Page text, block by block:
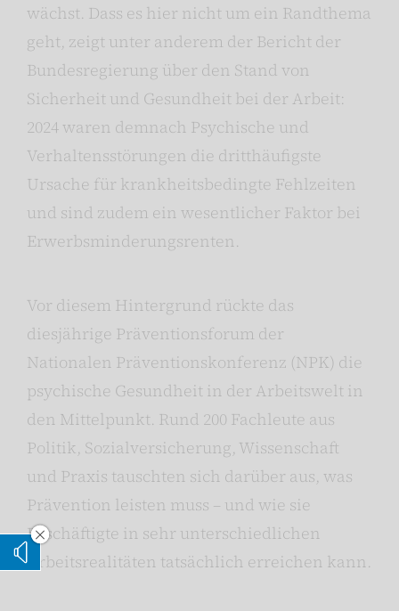
wächst. Dass es hier nicht um ein Randthema
geht, zeigt unter anderem der Bericht der
Bundesregierung über den Stand von
Sicherheit und Gesundheit bei der Arbeit:
2024 waren demnach Psychische und
Verhaltensstörungen die dritthäufigste
Ursache für krankheitsbedingte Fehlzeiten
und sind zudem ein wesentlicher Faktor bei
Erwerbsminderungsrenten.
Vor diesem Hintergrund rückte das
diesjährige Präventionsforum der
Nationalen Präventionskonferenz (NPK) die
psychische Gesundheit in der Arbeitswelt in
den Mittelpunkt. Rund 200 Fachleute aus
Politik, Sozialversicherung, Wissenschaft
und Praxis tauschten sich darüber aus, was
Prävention leisten muss – und wie sie
Beschäftigte in sehr unterschiedlichen
Arbeitsrealitäten tatsächlich erreichen kann.
Vorleseoption verstecken
Vorlesen